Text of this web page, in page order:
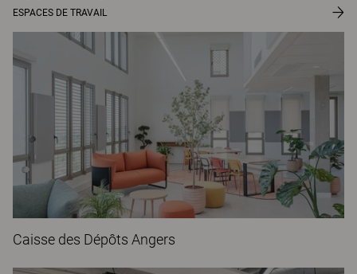
ESPACES DE TRAVAIL
Caisse des Dépôts Angers